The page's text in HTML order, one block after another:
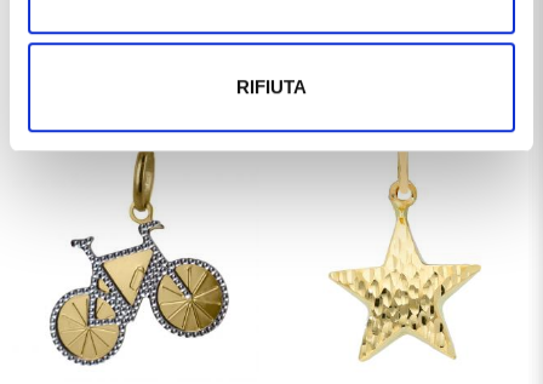
RIFIUTA
Ti potrebbe anche interessare